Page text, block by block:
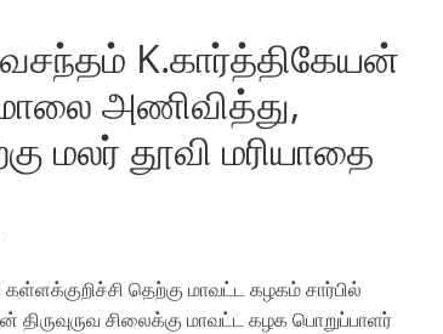
K.கார்த்திகேயன்
அணிவித்து,
மலர் தூவி மரியாதை
தெற்கு மாவட்ட கழகம் சார்பில்
சிலைக்கு மாவட்ட கழக பொறுப்பாளர்